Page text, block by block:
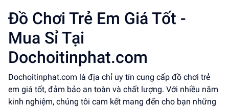
Đồ Chơi Trẻ Em Giá Tốt -
Mua Sỉ Tại
Dochoitinphat.com
Dochoitinphat.com là địa chỉ uy tín cung cấp đồ chơi trẻ
em giá tốt, đảm bảo an toàn và chất lượng. Với nhiều năm
kinh nghiệm, chúng tôi cam kết mang đến cho bạn những